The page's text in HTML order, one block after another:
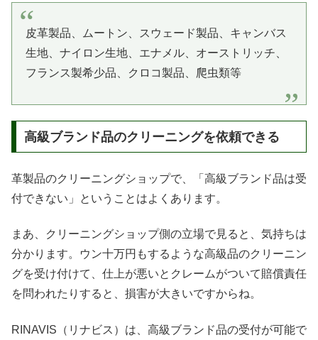
皮革製品、ムートン、スウェード製品、キャンバス
生地、ナイロン生地、エナメル、オーストリッチ、
フランス製希少品、クロコ製品、爬虫類等
高級ブランド品のクリーニングを依頼できる
革製品のクリーニングショップで、「高級ブランド品は受
付できない」ということはよくあります。
まあ、クリーニングショップ側の立場で見ると、気持ちは
分かります。ウン十万円もするような高級品のクリーニン
グを受け付けて、仕上が悪いとクレームがついて賠償責任
を問われたりすると、損害が大きいですからね。
RINAVIS（リナビス）は、高級ブランド品の受付が可能で